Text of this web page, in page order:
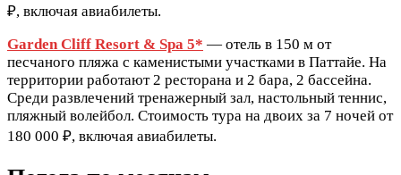
₽, включая авиабилеты.
Garden Cliff Resort & Spa 5* — отель в 150 м от
песчаного пляжа с каменистыми участками в Паттайе. На
территории работают 2 ресторана и 2 бара, 2 бассейна.
Среди развлечений тренажерный зал, настольный теннис,
пляжный волейбол. Стоимость тура на двоих за 7 ночей от
180 000 ₽, включая авиабилеты.